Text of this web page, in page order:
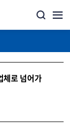
체로 넘어가